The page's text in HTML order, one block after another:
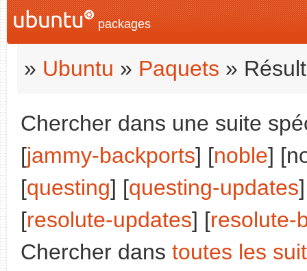
packages
» Ubuntu » Paquets »
Chercher dans une suite
[jammy-backports] [noble]
[questing] [questing-updates
[resolute-updates] [resolute-
Chercher dans toutes les